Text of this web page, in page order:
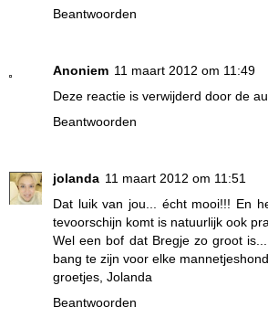
Beantwoorden
Anoniem 11 maart 2012 om 11:49
Deze reactie is verwijderd door de
Beantwoorden
jolanda 11 maart 2012 om 11:51
Dat luik van jou... écht mooi!!! En
tevoorschijn komt is natuurlijk ook
Wel een bof dat Bregje zo groot
bang te zijn voor elke
groetjes, Jolanda
Beantwoorden